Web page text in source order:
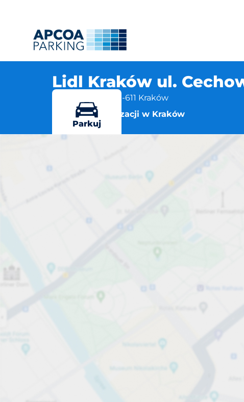
Lidl Kraków ul.
ul. Cechowa 2, 30-611 Kraków
Więcej lokalizacji w Kraków
Parkuj
Lidl
Otwarte teraz
Całkowita liczba miejsc